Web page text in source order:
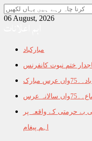
جو
تلاش
یہاں
06 August, 2026
اہم اعلانات
مبارکباد
ختم نبوت کانفرنس
عرس مبارک
عرس
بے حرمتی کے واقعہ پر
اہم پیغام